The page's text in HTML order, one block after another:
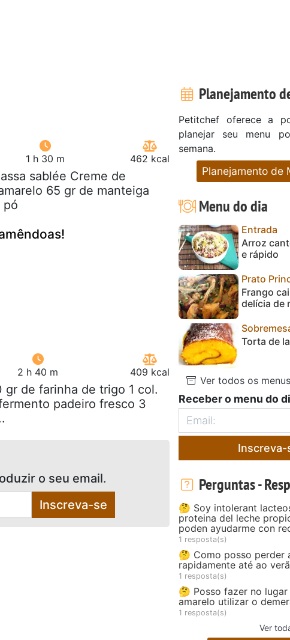
1 h 30 m 462 kcal
sablée Creme de
65 gr de manteiga
pó
2 h 40 m 409 kcal
de farinha de trigo 1 col.
padeiro fresco 3
o seu email.
Inscreva-se
Planejamento
Petitchef oferece a
planejar seu menu
semana.
Planejamento de
Menu do dia
Entrada
Arroz
e rápido
Prato
Frango
delícia de
Torta de
Ver todos os menus
Receber o menu do
Inscreva-
Perguntas -
🤔 Soy intolerant
proteina del leche
poden ayudarme con
1 resposta(s)
🤔 Como posso perder
rapidamente até ao
1 resposta(s)
🤔 Posso fazer no
amarelo utilizar o
1 resposta(s)
Ver